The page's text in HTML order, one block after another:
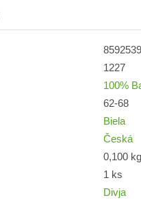
1227
100%
62-68
Biela
Česká
0,100 kg
1 ks
Divja